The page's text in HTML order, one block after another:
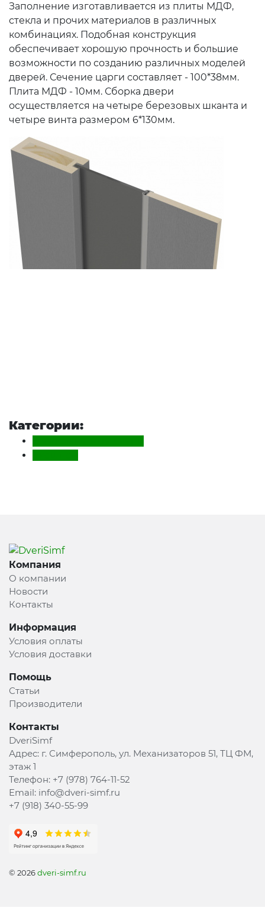
Заполнение изготавливается из плиты МДФ,
стекла и прочих материалов в различных
комбинациях. Подобная конструкция
обеспечивает хорошую прочность и большие
возможности по созданию различных моделей
дверей. Сечение царги составляет - 100*38мм.
Плита МДФ - 10мм. Сборка двери
осуществляется на четыре березовых шканта и
четыре винта размером 6*130мм.
Категории:
Компания
О компании
Новости
Контакты
Информация
Условия оплаты
Условия доставки
Помощь
Статьи
Производители
Контакты
DveriSimf
Адрес: г. Симферополь, ул. Механизаторов 51, ТЦ ФМ,
этаж 1
Телефон: +7 (978) 764-11-52
Email: info@dveri-simf.ru
+7 (918) 340-55-99
© 2026dveri-simf.ru